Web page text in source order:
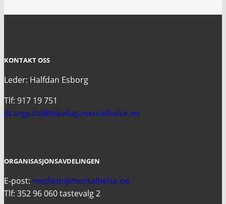
KONTAKT OSS
Leder: Halfdan Esborg
Tlf: 917 19 751
drangedal@lokallag.mentalhelse.no
ORGANISASJONSAVDELINGEN
E-post: medlem@mentalhelse.no
Tlf: 352 96 060 tastevalg 2